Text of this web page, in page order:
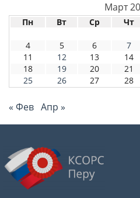
Март
Пн Вт Ср Чт
4
5 6 7
11
12 13 14
18
19 20 21
25
26 27 28
« Фев Апр »